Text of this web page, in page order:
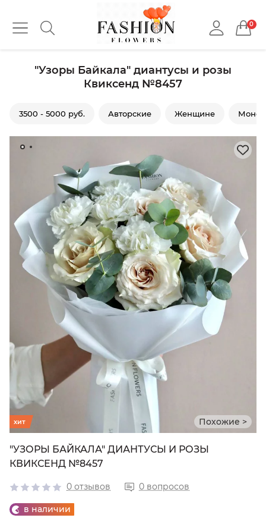
0
"Узоры Байкала" диантусы и розы
Квиксенд №8457
3500 - 5000 руб. Авторские Женщине Моно
Похожие >
хит
"УЗОРЫ БАЙКАЛА" ДИАНТУСЫ И РОЗЫ
КВИКСЕНД №8457
0 отзывов 0 вопросов
в наличии